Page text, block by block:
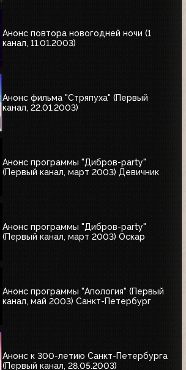
Анонс повтора новогодней ночи (1
канал, 11.01.2003)
Анонс фильма "Стряпуха" (Первый
канал, 22.01.2003)
Анонс программы "Дибров-party"
(Первый канал, март 2003) Девичник
Анонс программы "Дибров-party"
(Первый канал, март 2003) Оскар
Анонс программы "Апология" (Первый
канал, май 2003) Cанкт-Петербург
Анонс к 300-летию Санкт-Петербурга
(Первый канал, 28.05.2003)